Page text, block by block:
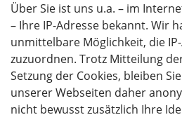
Über Sie ist uns u.a. – im
– Ihre IP-Adresse bekannt. Wir
unmittelbare Möglichkeit, die
zuzuordnen. Trotz Mitteilung
Setzung der Cookies, bleiben
unserer Webseiten daher
nicht bewusst zusätzlich Ihre